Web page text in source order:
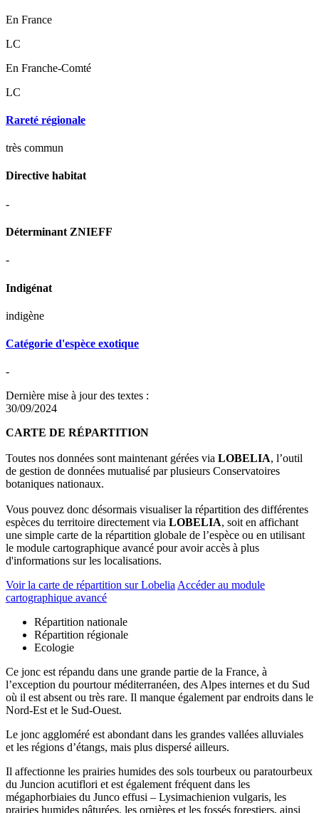
En France
LC
En Franche-Comté
LC
Rareté régionale
très commun
Directive habitat
-
Déterminant ZNIEFF
-
Indigénat
indigène
Catégorie d'espèce exotique
-
Dernière mise à jour des textes :
30/09/2024
CARTE DE RÉPARTITION
Toutes nos données sont maintenant gérées via LOBELIA, l’outil
de gestion de données mutualisé par plusieurs Conservatoires
botaniques nationaux.
Vous pouvez donc désormais visualiser la répartition des différentes
espèces du territoire directement via LOBELIA, soit en affichant
une simple carte de la répartition globale de l’espèce ou en utilisant
le module cartographique avancé pour avoir accès à plus
d'informations sur les localisations.
Voir la carte de répartition sur Lobelia Accéder au module
cartographique avancé
Répartition nationale
Répartition régionale
Ecologie
Ce jonc est répandu dans une grande partie de la France, à
l’exception du pourtour méditerranéen, des Alpes internes et du Sud
où il est absent ou très rare. Il manque également par endroits dans le
Nord-Est et le Sud-Ouest.
Le jonc aggloméré est abondant dans les grandes vallées alluviales
et les régions d’étangs, mais plus dispersé ailleurs.
Il affectionne les prairies humides des sols tourbeux ou paratourbeux
du Juncion acutiflori et est également fréquent dans les
mégaphorbiaies du Junco effusi – Lysimachienion vulgaris, les
prairies humides pâturées, les ornières et les fossés forestiers, ainsi